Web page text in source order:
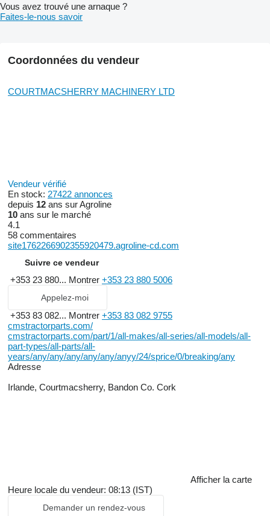
Vous avez trouvé une arnaque ?
Faites-le-nous savoir
Coordonnées du vendeur
COURTMACSHERRY MACHINERY LTD
Vendeur vérifié
En stock: 27422 annonces
depuis 12 ans sur Agroline
10 ans sur le marché
4.1
58 commentaires
site1762266902355920479.agroline-cd.com
Suivre ce vendeur
+353 23 880... Montrer +353 23 880 5006
Appelez-moi
+353 83 082... Montrer +353 83 082 9755
cmstractorparts.com/
cmstractorparts.com/part/1/all-makes/all-series/all-models/all-
part-types/all-parts/all-
years/any/any/any/any/any/anyy/24/sprice/0/breaking/any
Adresse
Irlande, Courtmacsherry, Bandon Co. Cork
Afficher la carte
Heure locale du vendeur: 08:13 (IST)
Demander un rendez-vous